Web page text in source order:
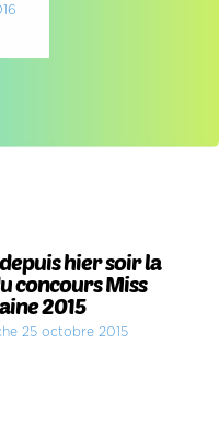
hier soir la
concours Miss
2015
25 octobre 2015